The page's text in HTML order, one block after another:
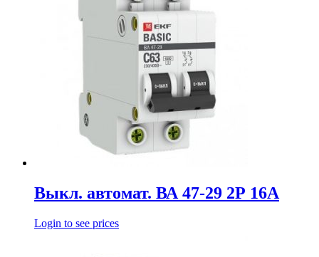
Выкл. автомат. ВА 47-29 2Р 16А
Login to see prices